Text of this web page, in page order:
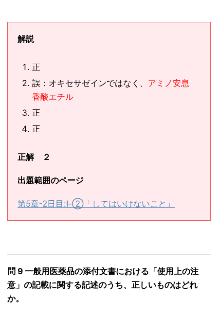
解説
正
誤：オキセサゼインではなく、 アミノ安息
香酸エチル
正
正
正解 ２
出題範囲のページ
第5章-2日目:Ⅰ-②「してはいけないこと」
問 9 一般用医薬品の添付文書における「使用上の注
意」の記載に関する記述のうち、正しいものはどれ
か。